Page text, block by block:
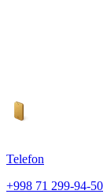
Telefon
+998 71 299-94-50